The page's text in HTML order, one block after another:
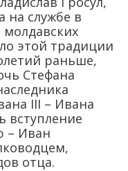
на службе в
молдавских
этой традиции
раньше,
Стефана
III – Ивана
вступление
– Иван
отца.